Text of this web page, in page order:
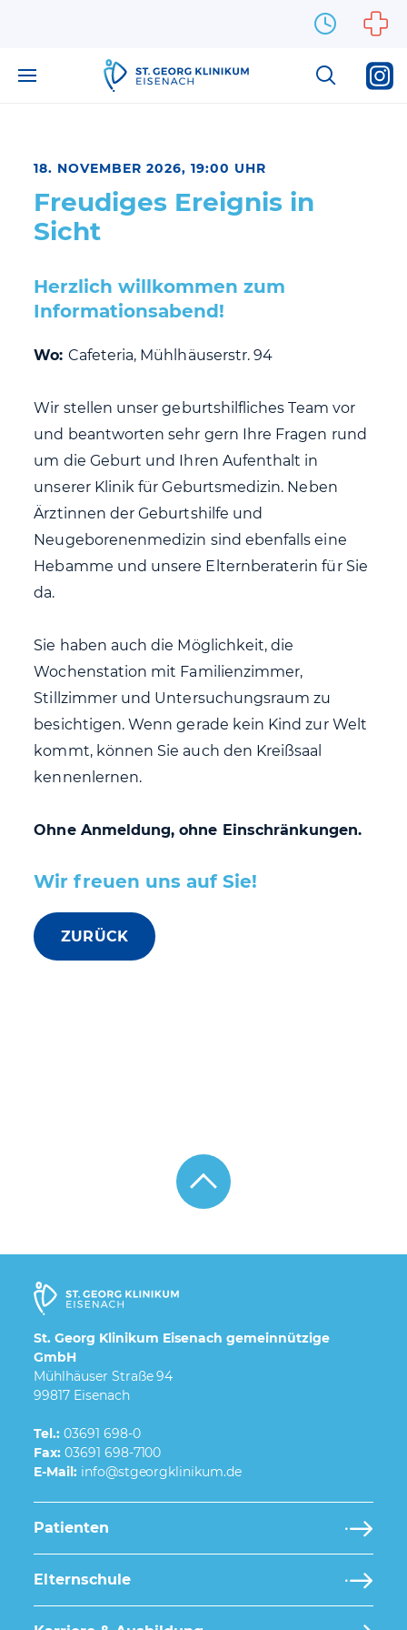
18. NOVEMBER 2026, 19:00 UHR
Freudiges Ereignis in
Sicht
Herzlich willkommen zum
Informationsabend!
Wo: Cafeteria, Mühlhäuserstr. 94
Wir stellen unser geburtshilfliches Team vor
und beantworten sehr gern Ihre Fragen rund
um die Geburt und Ihren Aufenthalt in
unserer Klinik für Geburtsmedizin. Neben
Ärztinnen der Geburtshilfe und
Neugeborenenmedizin sind ebenfalls eine
Hebamme und unsere Elternberaterin für Sie
da.
Sie haben auch die Möglichkeit, die
Wochenstation mit Familienzimmer,
Stillzimmer und Untersuchungsraum zu
besichtigen. Wenn gerade kein Kind zur Welt
kommt, können Sie auch den Kreißsaal
kennenlernen.
Ohne Anmeldung, ohne Einschränkungen.
Wir freuen uns auf Sie!
ZURÜCK
St. Georg Klinikum Eisenach gemeinnützige
GmbH
Mühlhäuser Straße 94
99817 Eisenach
Tel.: 03691 698-0
Fax: 03691 698-7100
E-Mail:
Patienten
Elternschule